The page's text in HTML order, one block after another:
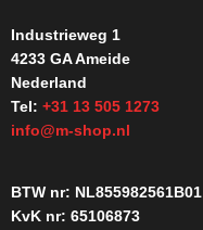
Industrieweg 1
4233 GA Ameide
Nederland
Tel: +31 13 505 1273
info@m-shop.nl
BTW nr: NL855982561B01
KvK nr: 65106873